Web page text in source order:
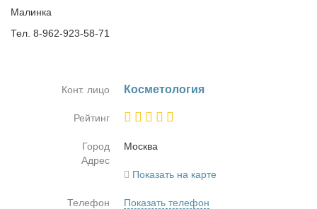
Малинка
Тел. 8-962-923-58-71
Конт. лицо Кос­ме­то­ло­гия
Рейтинг
Город
Москва
Адрес
Показать на карте
Телефон Показать телефон